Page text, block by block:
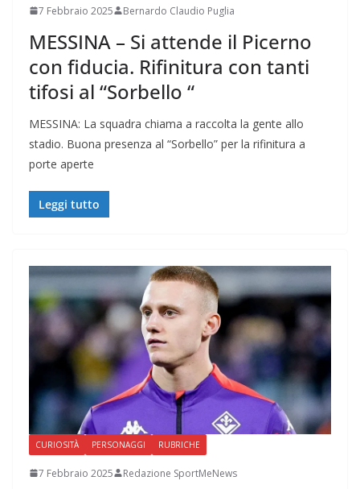
7 Febbraio 2025 Bernardo Claudio Puglia
MESSINA – Si attende il Picerno
con fiducia. Rifinitura con tanti
tifosi al “Sorbello “
MESSINA: La squadra chiama a raccolta la gente allo
stadio. Buona presenza al “Sorbello” per la rifinitura a
porte aperte
Leggi tutto
CURIOSITÀ PERSONAGGI RUBRICHE
7 Febbraio 2025 Redazione SportMeNews